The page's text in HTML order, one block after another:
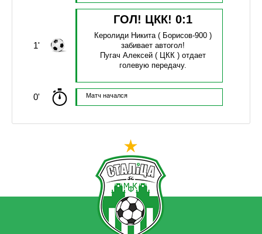
1'
ГОЛ! ЦКК!0:1
Керолиди Никита( Борисов-900 )
забивает автогол!
Пугач Алексей ( ЦКК )отдает
голевую передачу.
0' Матч начался